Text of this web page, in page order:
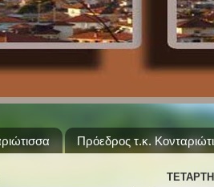
Πρόεδρος τ.κ.
ΤΕΤΆΡΤΗ